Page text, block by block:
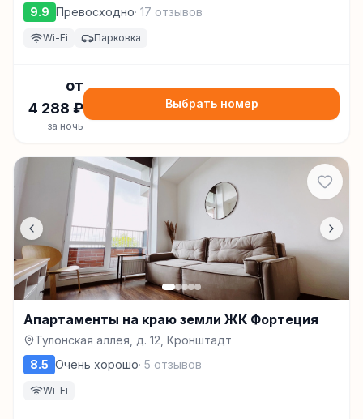
9.9 Превосходно· 17 отзывов
Wi-Fi Парковка
от
4 288 ₽
за ночь
Выбрать номер
Апартаменты на краю земли ЖК Фортеция
Тулонская аллея, д. 12, Кронштадт
8.5 Очень хорошо· 5 отзывов
Wi-Fi